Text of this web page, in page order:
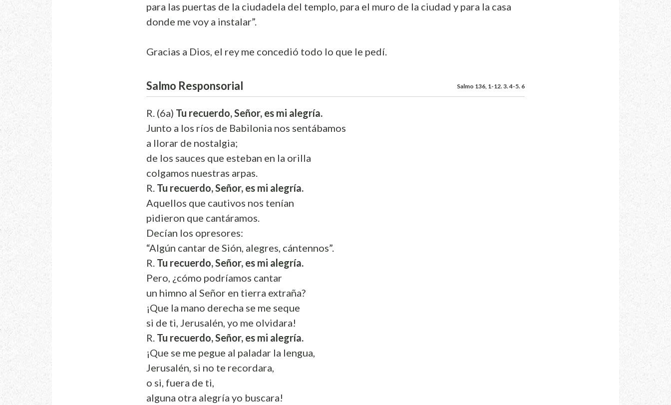
para las puertas de la ciudadela del templo, para el muro de la ciudad y para la casa
donde me voy a instalar”.
Gracias a Dios, el rey me concedió todo lo que le pedí.
Salmo Responsorial Salmo 136, 1-12. 3. 4-5. 6
R. (6a) Tu recuerdo, Señor, es mi alegría.
Junto a los ríos de Babilonia nos sentábamos
a llorar de nostalgia;
de los sauces que esteban en la orilla
colgamos nuestras arpas.
R. Tu recuerdo, Señor, es mi alegría.
Aquellos que cautivos nos tenían
pidieron que cantáramos.
Decían los opresores:
“Algún cantar de Sión, alegres, cántennos”.
R. Tu recuerdo, Señor, es mi alegría.
Pero, ¿cómo podríamos cantar
un himno al Señor en tierra extraña?
¡Que la mano derecha se me seque
si de ti, Jerusalén, yo me olvidara!
R. Tu recuerdo, Señor, es mi alegría.
¡Que se me pegue al paladar la lengua,
Jerusalén, si no te recordara,
o si, fuera de ti,
alguna otra alegría yo buscara!